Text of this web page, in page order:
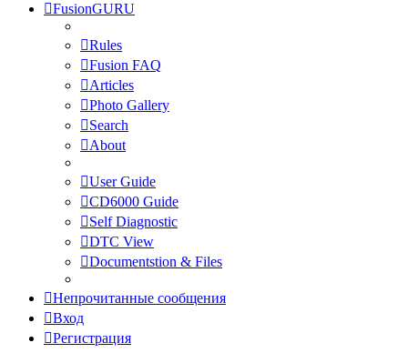
FusionGURU
Rules
Fusion FAQ
Articles
Photo Gallery
Search
About
User Guide
CD6000 Guide
Self Diagnostic
DTC View
Documentstion & Files
Непрочитанные сообщения
Вход
Регистрация